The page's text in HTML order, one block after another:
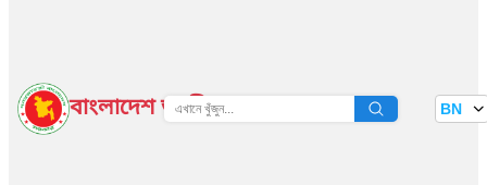
বাংলাদেশ জাতীয় তথ্য বাতায়ন BN